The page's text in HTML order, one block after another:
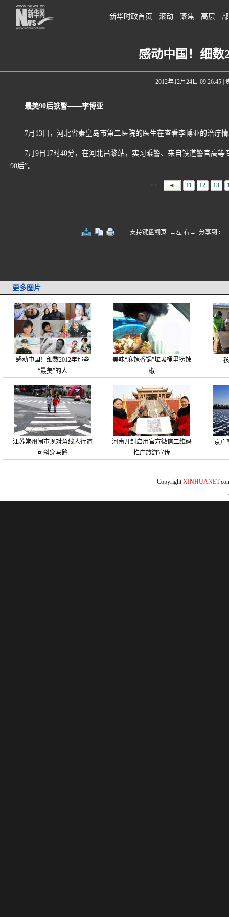
新华时政首页 滚动 聚焦 高层
感动中国！细数
2012年12月24日 09:26:45|
最美90后铁警——李博亚
7月13日，河北省秦皇岛市第二医院的医生在查看李博亚的治疗
7月9日17时40分，在河北昌黎站，实习乘警、来自铁道警官高等
90后”。
|<< 11 12 13
支持键盘翻页 ←左 右→ 分享到 :
更多图片
感动中国！细数2012年那些
“最美”的人
美味“麻辣香锅”垃圾桶里捞辣
椒
江苏常州闹市现对角线人行道
可斜穿马路
河南开封启用官方微信二维码
推广旅游宣传
京广
CopyrightXINHUANET